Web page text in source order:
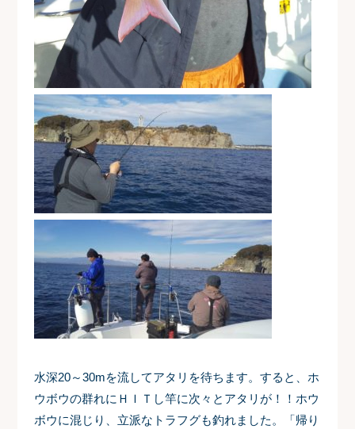
水深20～30mを流してアタリを待ちます。すると、ホ
ウボウの群れにＨＩＴし竿に次々とアタリが！！ホウ
ボウに混じり、立派なトラフグも釣れました。「帰り